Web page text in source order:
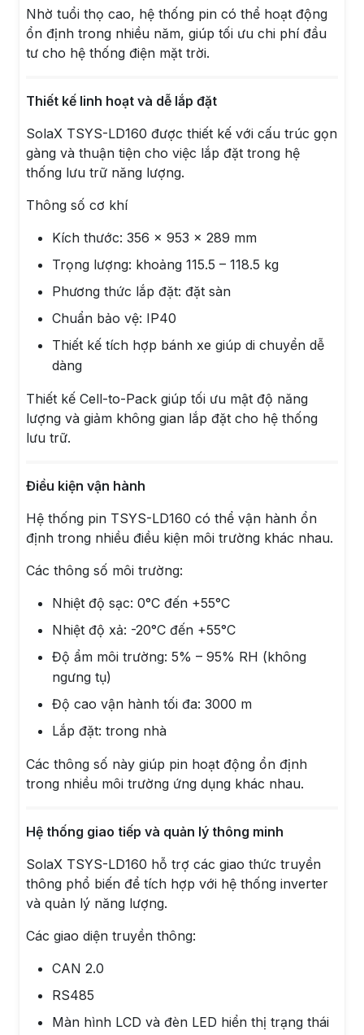
Nhờ tuổi thọ cao, hệ thống pin có thể hoạt động
ổn định trong nhiều năm, giúp tối ưu chi phí đầu
tư cho hệ thống điện mặt trời.
Thiết kế linh hoạt và dễ lắp đặt
SolaX TSYS-LD160 được thiết kế với cấu trúc gọn
gàng và thuận tiện cho việc lắp đặt trong hệ
thống lưu trữ năng lượng.
Thông số cơ khí
Kích thước: 356 × 953 × 289 mm
Trọng lượng: khoảng 115.5 – 118.5 kg
Phương thức lắp đặt: đặt sàn
Chuẩn bảo vệ: IP40
Thiết kế tích hợp bánh xe giúp di chuyển dễ
dàng
Thiết kế Cell-to-Pack giúp tối ưu mật độ năng
lượng và giảm không gian lắp đặt cho hệ thống
lưu trữ.
Điều kiện vận hành
Hệ thống pin TSYS-LD160 có thể vận hành ổn
định trong nhiều điều kiện môi trường khác nhau.
Các thông số môi trường:
Nhiệt độ sạc: 0°C đến +55°C
Nhiệt độ xả: -20°C đến +55°C
Độ ẩm môi trường: 5% – 95% RH (không
ngưng tụ)
Độ cao vận hành tối đa: 3000 m
Lắp đặt: trong nhà
Các thông số này giúp pin hoạt động ổn định
trong nhiều môi trường ứng dụng khác nhau.
Hệ thống giao tiếp và quản lý thông minh
SolaX TSYS-LD160 hỗ trợ các giao thức truyền
thông phổ biến để tích hợp với hệ thống inverter
và quản lý năng lượng.
Các giao diện truyền thông:
CAN 2.0
RS485
Màn hình LCD và đèn LED hiển thị trạng thái